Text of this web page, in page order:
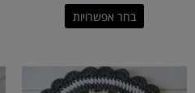
בחר אפשרויות
טווח
מחירים:
למוצר